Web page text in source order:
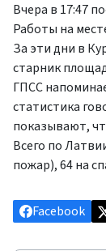
Вчера в 17:47
Работы на
За эти дни в
старник
ГПСС
статистика
показывают,
Всего по
пожар), 64 на
Facebook